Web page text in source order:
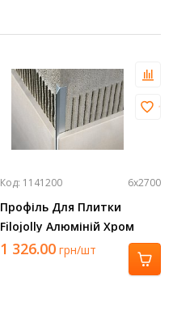
Код: 1141200 6х2700
Профіль Для Плитки
Filojolly Алюміній Хром
2700Х6 Rjf 60 Asb
1 326.00 грн/шт